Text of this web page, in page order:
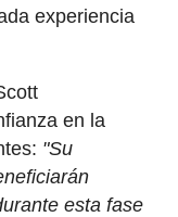
experiencia
en la
"Su
esta fase